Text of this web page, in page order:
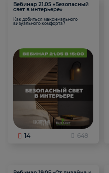
Вебинар 21.05 «Безопасный
свет в интерьере»
Как добиться максимального
визуального комфорта?
14 649